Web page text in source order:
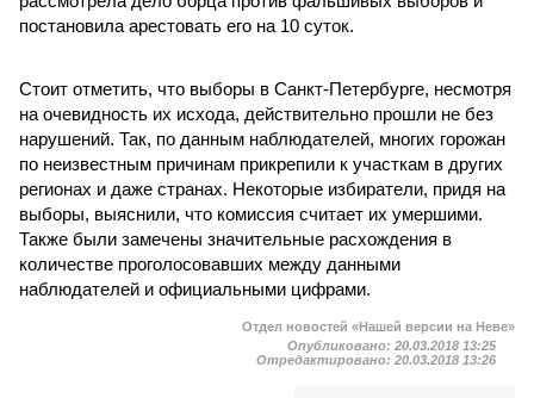
постановила арестовать его на 10 суток.
Стоит отметить, что выборы в Санкт-Петербурге, несмотря
на очевидность их исхода, действительно прошли не без
нарушений. Так, по данным наблюдателей, многих горожан
по неизвестным причинам прикрепили к участкам в других
регионах и даже странах. Некоторые избиратели, придя на
выборы, выяснили, что комиссия считает их умершими.
Также были замечены значительные расхождения в
количестве проголосовавших между данными
наблюдателей и официальными цифрами.
Отдел новостей «Нашей версии на Неве»
Опубликовано: 20.03.2018 13:25
Отредактировано: 20.03.2018 13:26